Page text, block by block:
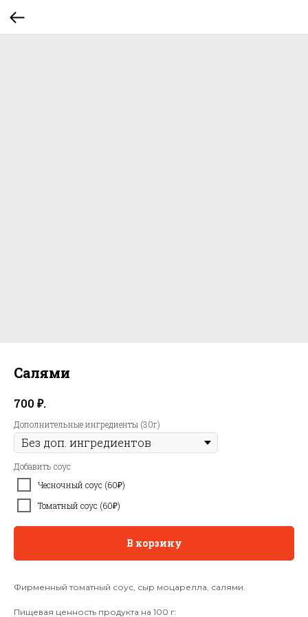
Салями
700 ₽.
Дополнительные ингредиенты (30г)
Добавить соус
Чесночный соус (60₽)
Томатный соус (60₽)
В корзину
Фирменный томатный соус, сыр моцарелла, салями.
Пищевая ценность продукта на 100 г: